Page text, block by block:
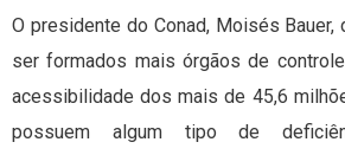
O presidente do Conad, Moisés
ser formados mais órgãos de
acessibilidade dos mais de 45,6
possuem algum tipo de